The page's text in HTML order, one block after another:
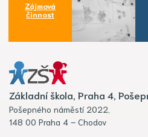
Zájmová
činnost
Základní škola, Praha 4,
Pošepného náměstí 2022,
148 00 Praha 4 – Chodov